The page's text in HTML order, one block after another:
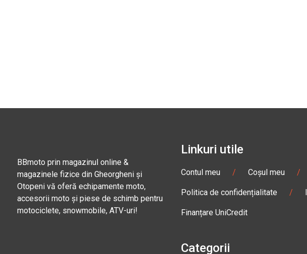
BBmoto prin magazinul online &
magazinele fizice din Gheorgheni și
Otopeni vă oferă echipamente moto,
accesorii moto și piese de schimb pentru
motociclete, snowmobile, ATV-uri!
Linkuri utile
Contul meu / Coșul meu /
Politica de confidențialitate /
Finanțare UniCredit
Categorii